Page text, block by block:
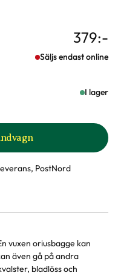
379:-
Säljs endast online
I lager
PostNord
vuxen oriusbagge kan
även gå på andra
bladlöss och